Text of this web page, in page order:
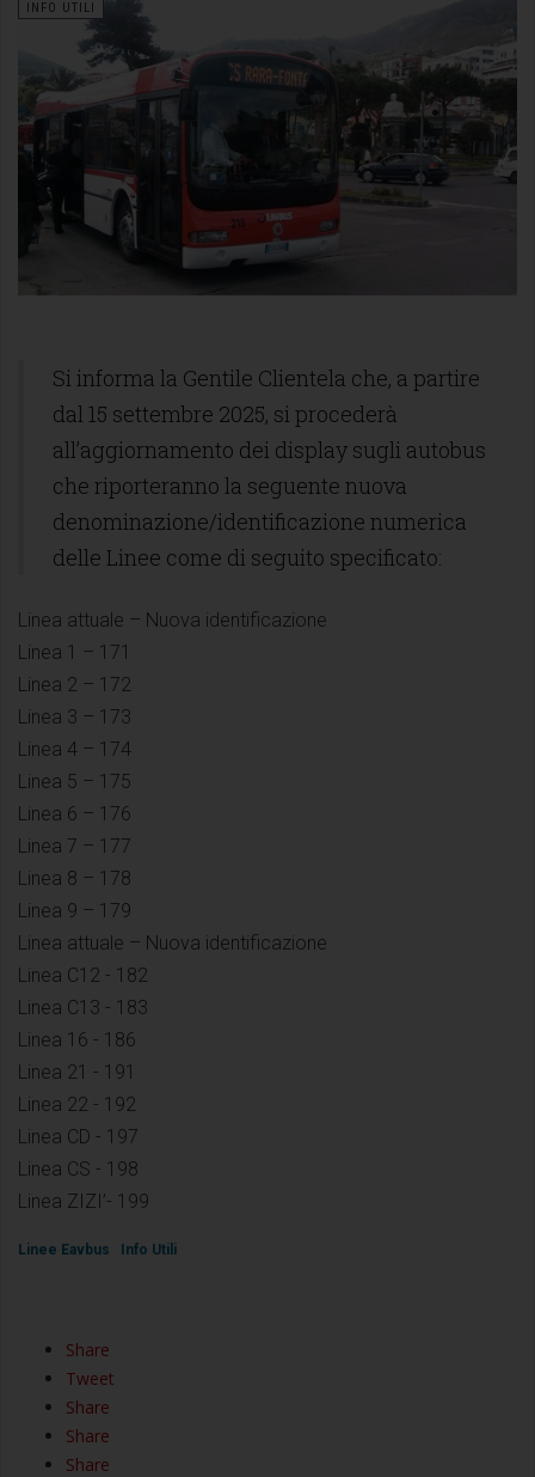
INFO UTILI
Si informa la Gentile Clientela che, a partire
dal 15 settembre 2025, si procederà
all’aggiornamento dei display sugli autobus
che riporteranno la seguente nuova
denominazione/identificazione numerica
delle Linee come di seguito specificato:
Linea attuale – Nuova identificazione
Linea 1 – 171
Linea 2 – 172
Linea 3 – 173
Linea 4 – 174
Linea 5 – 175
Linea 6 – 176
Linea 7 – 177
Linea 8 – 178
Linea 9 – 179
Linea attuale – Nuova identificazione
Linea C12 - 182
Linea C13 - 183
Linea 16 - 186
Linea 21 - 191
Linea 22 - 192
Linea CD - 197
Linea CS - 198
Linea ZIZI’- 199
Linee Eavbus Info Utili
Share
Tweet
Share
Share
Share